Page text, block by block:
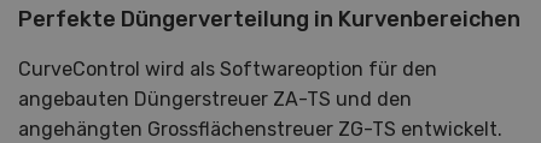
Perfekte Düngerverteilung in Kurvenbereichen
CurveControl wird als Softwareoption für den
angebauten Düngerstreuer ZA-TS und den
angehängten Grossflächenstreuer ZG-TS entwickelt.